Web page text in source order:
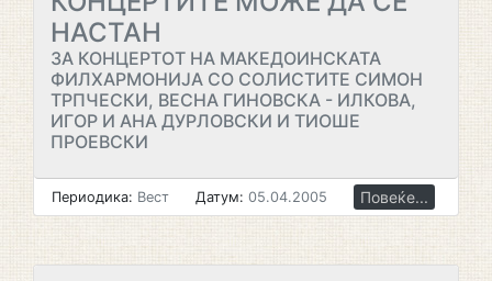
НАСТАН
ЗА КОНЦЕРТОТ НА МАКЕДОИНСКАТА
ФИЛХАРМОНИЈА СО СОЛИСТИТЕ СИМОН
ТРПЧЕСКИ, ВЕСНА ГИНОВСКА - ИЛКОВА,
ИГОР И АНА ДУРЛОВСКИ И ТИОШЕ
ПРОЕВСКИ
Периодика: Вест Датум: 05.04.2005 Повеќе...